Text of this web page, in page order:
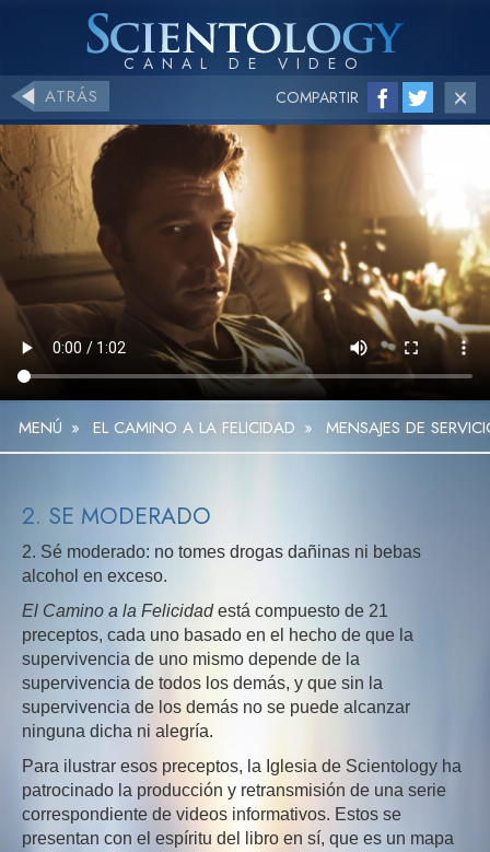
ATRÁS COMPARTIR
MENÚ » EL CAMINO A LA FELICIDAD » MENSAJES DE
2. SE MODERADO
2. Sé moderado: no tomes drogas dañinas ni bebas
alcohol en exceso.
El Camino a la Felicidadestá compuesto de 21
preceptos, cada uno basado en el hecho de que la
supervivencia de uno mismo depende de la
supervivencia de todos los demás, y que sin la
supervivencia de los demás no se puede alcanzar
ninguna dicha ni alegría.
Para ilustrar esos preceptos, la Iglesia de Scientology ha
patrocinado la producción y retransmisión de una serie
correspondiente de videos informativos. Estos se
presentan con el espíritu del libro en sí, que es un mapa